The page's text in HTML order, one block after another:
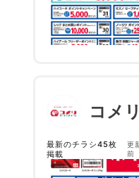
コメ
最新のチラシ45枚
掲載
更
前